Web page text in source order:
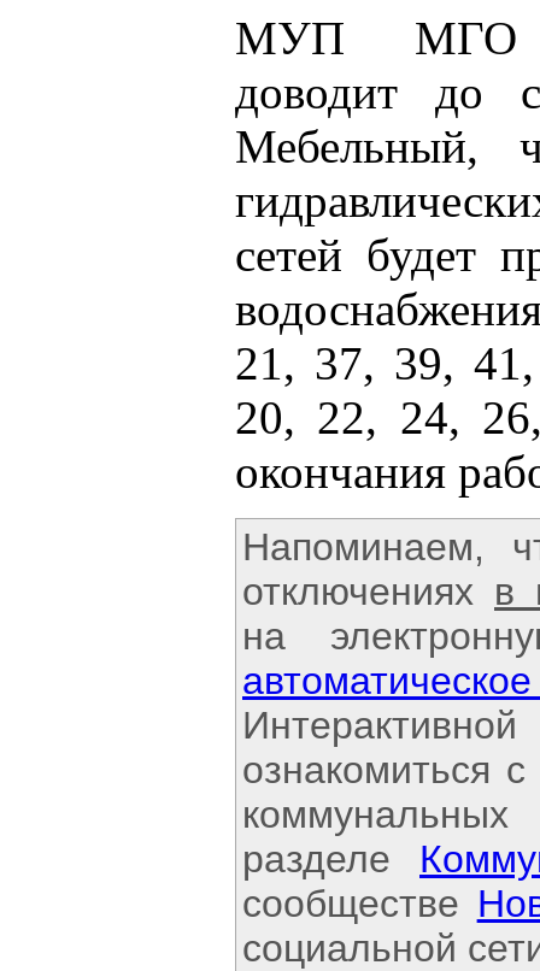
МУП МГО
доводит до
Мебельный,
сетей будет
21, 37, 39,
20, 22, 24,
окончания
Напоминаем,
отключениях в
на
ознакомиться
разделе
сообществе
социальной